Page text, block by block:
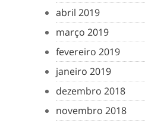
abril 2019
março 2019
fevereiro 2019
janeiro 2019
dezembro 2018
novembro 2018